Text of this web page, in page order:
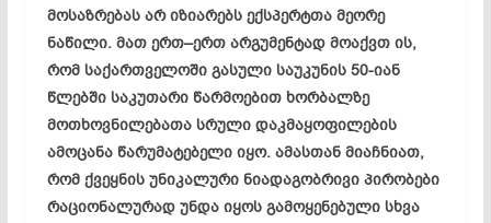
მოსაზრებას არ იზიარებს ექსპერტთა მეორე
ნაწილი. მათ ერთ–ერთ არგუმენტად მოაქვთ ის,
რომ საქართველოში გასული საუკუნის50-იან
წლებში საკუთარი წარმოებით ხორბალზე
მოთხოვნილებათა სრული დაკმაყოფილების
ამოცანა წარუმატებელი იყო. ამასთან მიაჩნიათ,
რომ ქვეყნის უნიკალური ნიადაგობრივი პირობები
რაციონალურად უნდა იყოს გამოყენებული სხვა